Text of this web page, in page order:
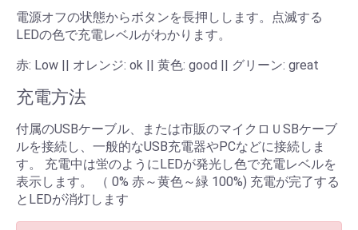
電源オフの状態からボタンを長押しします。点滅する
LEDの色で充電レベルがわかります。
赤: Low || オレンジ: ok || 黄色: good || グリーン: great
充電方法
付属のUSBケーブル、または市販のマイクロＵSBケーブ
ルを接続し、一般的なUSB充電器やPCなどに接続しま
す。 充電中は蛍のようにLEDが発光し色で充電レベルを
表示します。 （ 0% 赤～黄色～緑 100%) 充電が完了する
とLEDが消灯します